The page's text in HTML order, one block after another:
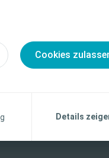
Cookies
Details